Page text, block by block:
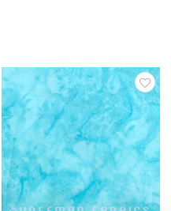
Varenr.: 3018-594
Bali Hand-Dyed